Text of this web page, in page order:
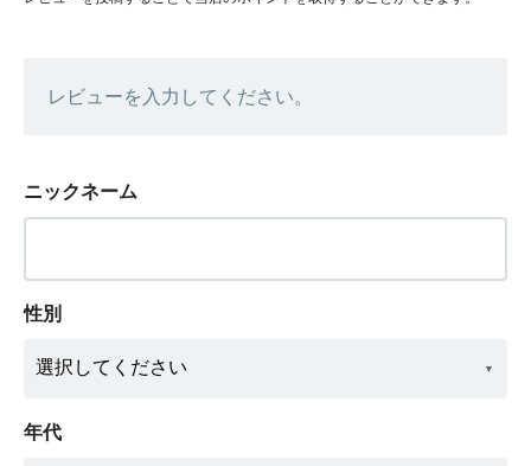
レビューを入力してください。
ニックネーム
性別
年代